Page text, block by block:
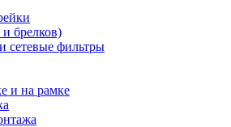
брелков)
сетевые фильтры
и на рамке